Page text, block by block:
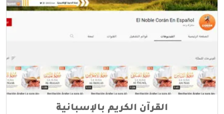
القرآن الكريم بالإسبانية